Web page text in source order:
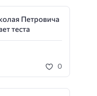
Петровича
теста
0